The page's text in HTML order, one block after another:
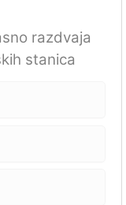
razdvaja
stanica